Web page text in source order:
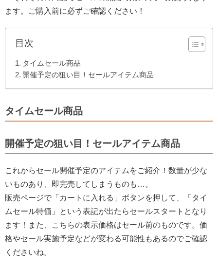
ます。ご購入前に必ずご確認ください！
目次
タイムセール商品
開催予定の狙い目！セールアイテム商品
タイムセール商品
開催予定の狙い目！セールアイテム商品
これからセール開催予定のアイテムをご紹介！数量が少な
いものあり、即完売してしまうものも…。
販売ページで「カートに入れる」ボタンを押して、「タイ
ムセール特価」という表記が出たらセールスタートとなり
ます！また、こちらの表示価格はセール前のものです。価
格やセール実施予定などが変わる可能性もあるのでご確認
くださいね。